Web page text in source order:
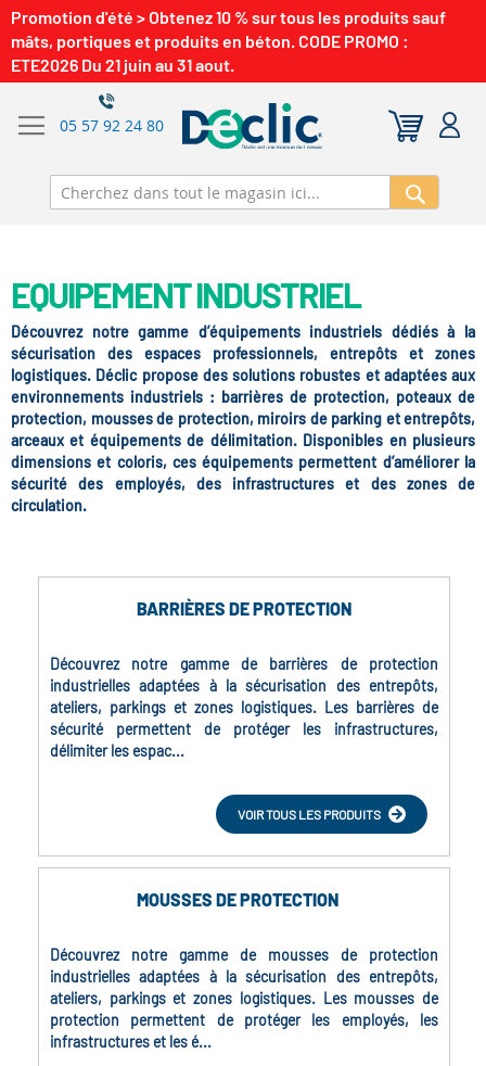
Promotion d'été > Obtenez 10 % sur tous les produits sauf
mâts, portiques et produits en béton. CODE PROMO :
ETE2026 Du 21 juin au 31 aout.
05 57 92 24 80
EQUIPEMENT INDUSTRIEL
Découvrez notre gamme d’équipements industriels dédiés à la
sécurisation des espaces professionnels, entrepôts et zones
logistiques. Déclic propose des solutions robustes et adaptées aux
environnements industriels : barrières de protection, poteaux de
protection, mousses de protection, miroirs de parking et entrepôts,
arceaux et équipements de délimitation. Disponibles en plusieurs
dimensions et coloris, ces équipements permettent d’améliorer la
sécurité des employés, des infrastructures et des zones de
circulation.
BARRIÈRES DE PROTECTION
Découvrez notre gamme de barrières de protection
industrielles adaptées à la sécurisation des entrepôts,
ateliers, parkings et zones logistiques. Les barrières de
sécurité permettent de protéger les infrastructures,
délimiter les espac...
VOIR TOUS LES PRODUITS
MOUSSES DE PROTECTION
Découvrez notre gamme de mousses de protection
industrielles adaptées à la sécurisation des entrepôts,
ateliers, parkings et zones logistiques. Les mousses de
protection permettent de protéger les employés, les
infrastructures et les é...